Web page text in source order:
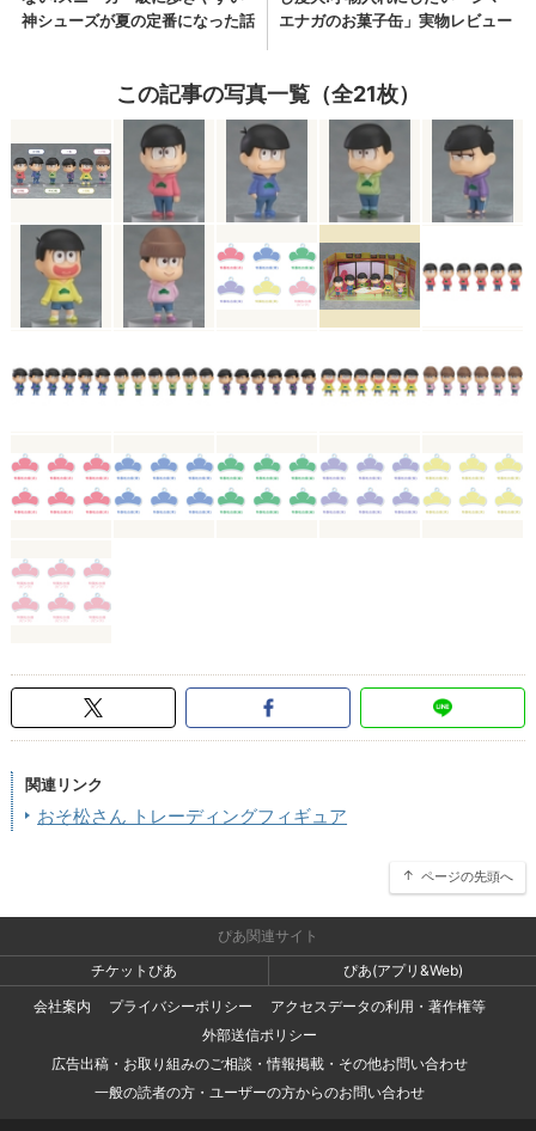
この記事の写真一覧（全21枚）
関連リンク
おそ松さん トレーディングフィギュア
ページの先頭へ
ぴあ関連サイト
チケットぴあ
ぴあ(アプリ&Web)
会社案内
プライバシーポリシー
アクセスデータの利用・著作権等
外部送信ポリシー
広告出稿・お取り組みのご相談・情報掲載・その他お問い合わせ
一般の読者の方・ユーザーの方からのお問い合わせ